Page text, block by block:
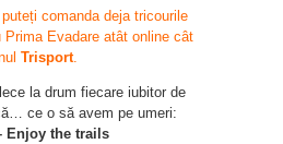
comanda deja tricourile
Evadare atât online cât
Trisport.
la drum fiecare iubitor de
ce o să avem pe umeri:
Enjoy the trails